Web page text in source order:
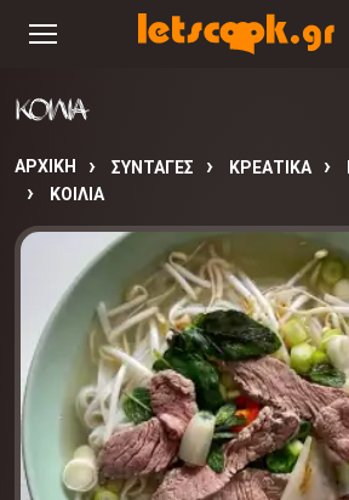
ΚΟΙΛΙΑ
ΑΡΧΙΚΉ ΣΥΝΤΑΓΈΣ ΚΡΕΑΤΙΚΑ
ΚΟΙΛΙΑ